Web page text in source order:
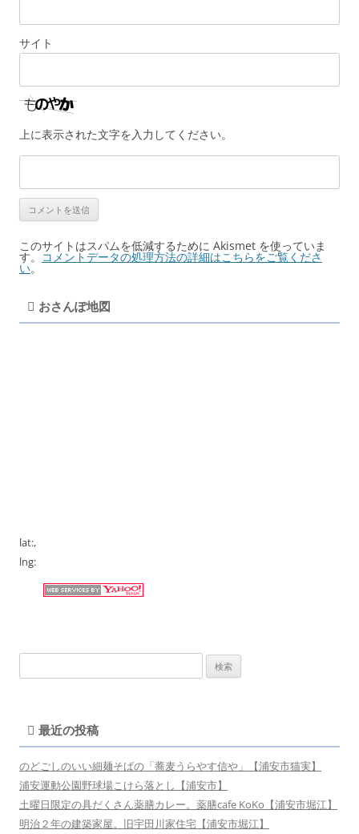
サイト
上に表示された文字を入力してください。
このサイトはスパムを低減するために Akismet を使っていま
す。 コメントデータの処理方法の詳細はこちらをご覧くださ
い。
おさんぽ地図
lat:,
lng:
索:
最近の投稿
のどごしのいい細麺そばの「蕎麦うらやす信や」【浦安市猫実】
浦安運動公園野球場こけら落とし【浦安市】
土曜日限定の具だくさん薬膳カレー。薬膳cafe KoKo【浦安市堀江】
明治２年の建築家屋。旧宇田川家住宅【浦安市堀江】